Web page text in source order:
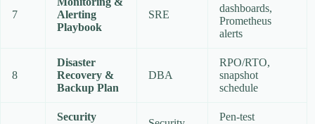
7
Alerting
Playbook
SRE
dashboards,
Prometheus
alerts
8
Disaster
Recovery &
Backup Plan
DBA
RPO/RTO,
snapshot
schedule
Security
Pen‑test